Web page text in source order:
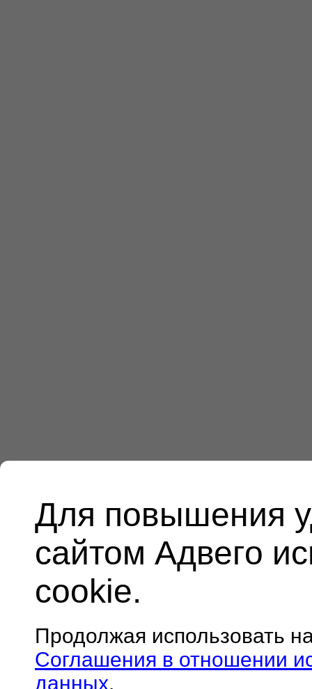
Для повышения
сайтом Адвего
cookie.
Продолжая использовать
Соглашения в отношении
данных.